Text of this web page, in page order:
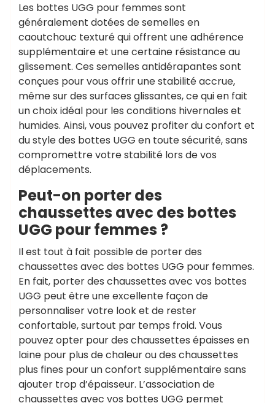
Les bottes UGG pour femmes sont
généralement dotées de semelles en
caoutchouc texturé qui offrent une adhérence
supplémentaire et une certaine résistance au
glissement. Ces semelles antidérapantes sont
conçues pour vous offrir une stabilité accrue,
même sur des surfaces glissantes, ce qui en fait
un choix idéal pour les conditions hivernales et
humides. Ainsi, vous pouvez profiter du confort et
du style des bottes UGG en toute sécurité, sans
compromettre votre stabilité lors de vos
déplacements.
Peut-on porter des
chaussettes avec des bottes
UGG pour femmes ?
Il est tout à fait possible de porter des
chaussettes avec des bottes UGG pour femmes.
En fait, porter des chaussettes avec vos bottes
UGG peut être une excellente façon de
personnaliser votre look et de rester
confortable, surtout par temps froid. Vous
pouvez opter pour des chaussettes épaisses en
laine pour plus de chaleur ou des chaussettes
plus fines pour un confort supplémentaire sans
ajouter trop d’épaisseur. L’association de
chaussettes avec vos bottes UGG permet